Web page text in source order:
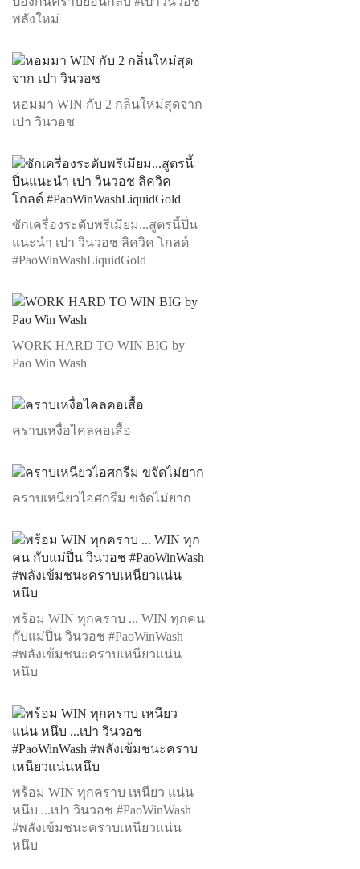
พลังใหม่
หอมมา WIN กับ 2 กลิ่นใหม่สุดจาก
เปา วินวอช
ซักเครื่องระดับพรีเมียม...สูตรนี้ปิ่น
แนะนำ เปา วินวอช ลิควิค โกลด์
#PaoWinWashLiquidGold
WORK HARD TO WIN BIG by
Pao Win Wash
คราบเหงื่อไคลคอเสื้อ
คราบเหนียวไอศกรีม ขจัดไม่ยาก
พร้อม WIN ทุกคราบ ... WIN ทุกคน
กับแม่ปิ่น วินวอช #PaoWinWash
#พลังเข้มชนะคราบเหนียวแน่น
หนึบ
พร้อม WIN ทุกคราบ เหนียว แน่น
หนึบ ...เปา วินวอช #PaoWinWash
#พลังเข้มชนะคราบเหนียวแน่น
หนึบ